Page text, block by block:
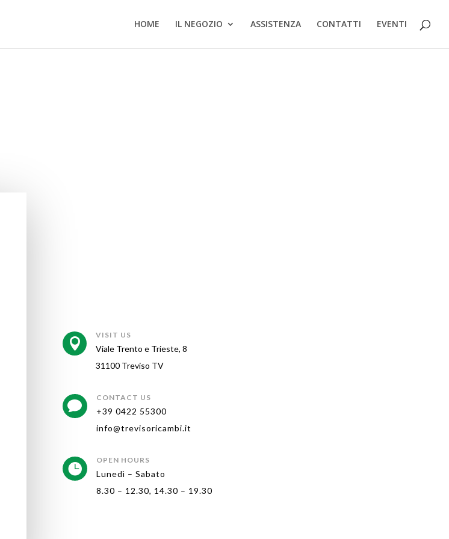
HOME IL NEGOZIO ASSISTENZA CONTATTI EVENTI

VISIT US
Viale Trento e Trieste, 8
31100 Treviso TV

CONTACT US
+39 0422 55300
info@trevisoricambi.it

OPEN HOURS
Lunedì – Sabato
8.30 – 12.30, 14.30 – 19.30